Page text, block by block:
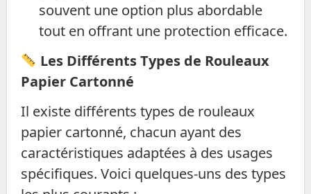
souvent une option plus abordable
tout en offrant une protection efficace.
Les Différents Types de Rouleaux
Papier Cartonné
Il existe différents types de rouleaux
papier cartonné, chacun ayant des
caractéristiques adaptées à des usages
spécifiques. Voici quelques-uns des types